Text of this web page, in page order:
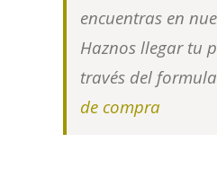
encuentras en
Haznos llegar tu
través del
de compra